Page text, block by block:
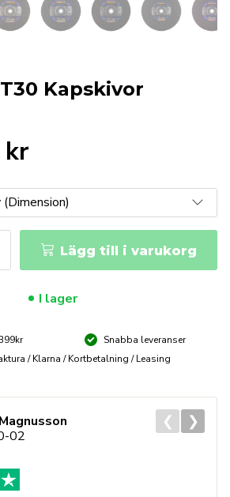
Kapskivor
kr
Lägg till i varukorg
I lager
Snabba leveranser
/ Klarna / Kortbetalning / Leasing
02
❮ ❯